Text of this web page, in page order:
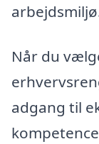
Når du
adgang til